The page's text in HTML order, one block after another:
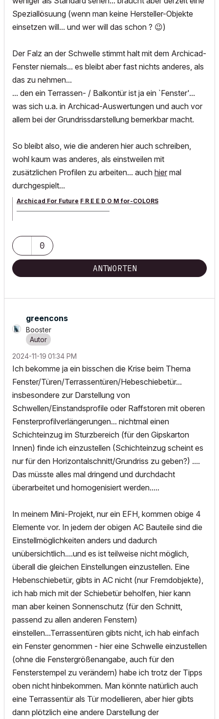
Speziallösuung (wenn man keine Hersteller-Objekte
einsetzen will... und wer will das schon ? 😉)
Der Falz an der Schwelle stimmt halt mit dem Archicad-
Fenster niemals... es bleibt aber fast nichts anderes, als
das zu nehmen...
... den ein Terrassen- / Balkontür ist ja ein `Fenster'...
was sich u.a. in Archicad-Auswertungen und auch vor
allem bei der Grundrissdarstellung bemerkbar macht.
So bleibt also, wie die anderen hier auch schreiben,
wohl kaum was anderes, als einstweilen mit
zusätzlichen Profilen zu arbeiten... auch hier mal
durchgespielt...
Archicad For Future F R E E D O M for-COLORS
0
ANTWORTEN
greencons
Booster
‎2024-11-19 01:34 PM
Ich bekomme ja ein bisschen die Krise beim Thema
Fenster/Türen/Terrassentüren/Hebeschiebetür...
insbesondere zur Darstellung von
Schwellen/Einstandsprofile oder Raffstoren mit oberen
Fensterprofilverlängerungen... nichtmal einen
Schichteinzug im Sturzbereich (für den Gipskarton
Innen) finde ich einzustellen (Schichteinzug scheint es
nur für den Horizontalschnitt/Grundriss zu geben?) ....
Das müsste alles mal dringend und durchdacht
überarbeitet und homogenisiert werden.....
In meinem Mini-Projekt, nur ein EFH, kommen obige 4
Elemente vor. In jedem der obigen AC Bauteile sind die
Einstellmöglichkeiten anders und dadurch
unübersichtlich....und es ist teilweise nicht möglich,
überall die gleichen Einstellungen einzustellen. Eine
Hebenschiebetür, gibts in AC nicht (nur Fremdobjekte),
ich hab mich mit der Schiebetür beholfen, hier kann
man aber keinen Sonnenschutz (für den Schnitt,
passend zu allen anderen Fenstern)
einstellen...Terrassentüren gibts nicht, ich hab einfach
ein Fenster genommen - hier eine Schwelle einzustellen
(ohne die Fenstergrößenangabe, auch für den
Fensterstempel zu verändern) habe ich trotz der Tipps
oben nicht hinbekommen. Man könnte natürlich auch
eine Terrassentür als Tür modellieren, aber hier gibts
dann plötzlich eine andere Darstellung der